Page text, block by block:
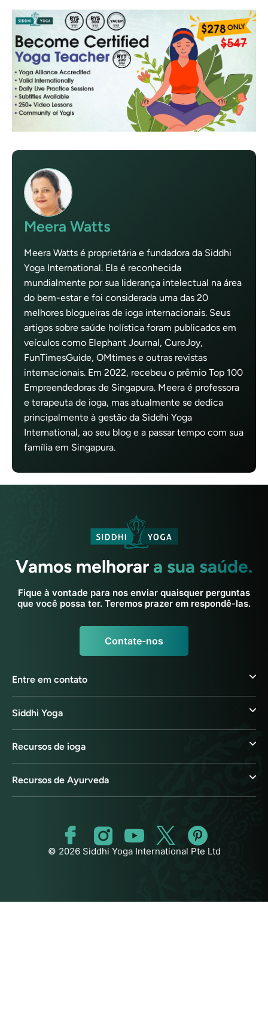
Meera Watts
Meera Watts é proprietária e fundadora da Siddhi
Yoga International. Ela é reconhecida
mundialmente por sua liderança intelectual na área
do bem-estar e foi considerada uma das 20
melhores blogueiras de ioga internacionais. Seus
artigos sobre saúde holística foram publicados em
veículos como Elephant Journal, CureJoy,
FunTimesGuide, OMtimes e outras revistas
internacionais. Em 2022, recebeu o prêmio Top 100
Empreendedoras de Singapura. Meera é professora
e terapeuta de ioga, mas atualmente se dedica
principalmente à gestão da Siddhi Yoga
International, ao seu blog e a passar tempo com sua
família em Singapura.
Vamos melhorar a sua saúde.
Fique à vontade para nos enviar quaisquer perguntas
que você possa ter. Teremos prazer em respondê-las.
Contate-nos
Entre em contato
Siddhi Yoga
Recursos de ioga
Recursos de Ayurveda
© 2026 Siddhi Yoga International Pte Ltd